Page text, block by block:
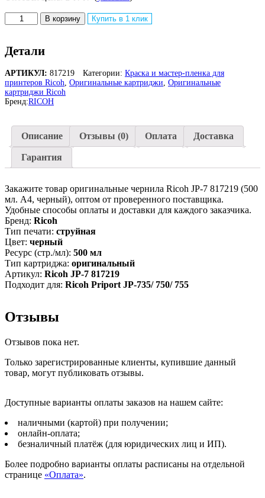
Количество
товара
чернила
Ricoh
JP-
7
817219
для
Priport
735/
755,
500
мл.
В корзину Купить в 1 клик
Детали
АРТИКУЛ: 817219 Категории: Краска и мастер-пленка для
принтеров Ricoh, Оригинальные картриджи, Оригинальные
картриджи Ricoh
Бренд:RICOH
Описание Отзывы (0) Оплата Доставка
Гарантия
Закажите товар оригинальные чернила Ricoh JP-7 817219 (500
мл. А4, черный), оптом от проверенного поставщика.
Удобные способы оплаты и доставки для каждого заказчика.
Бренд: Ricoh
Тип печати: струйная
Цвет: черный
Ресурс (стр./мл): 500 мл
Тип картриджа: оригинальный
Артикул: Ricoh JP-7 817219
Подходит для: Ricoh Priport JP-735/ 750/ 755
Отзывы
Отзывов пока нет.
Только зарегистрированные клиенты, купившие данный
товар, могут публиковать отзывы.
Доступные варианты оплаты заказов на нашем сайте:
наличными (картой) при получении;
онлайн-оплата;
безналичный платёж (для юридических лиц и ИП).
Более подробно варианты оплаты расписаны на отдельной
странице «Оплата».